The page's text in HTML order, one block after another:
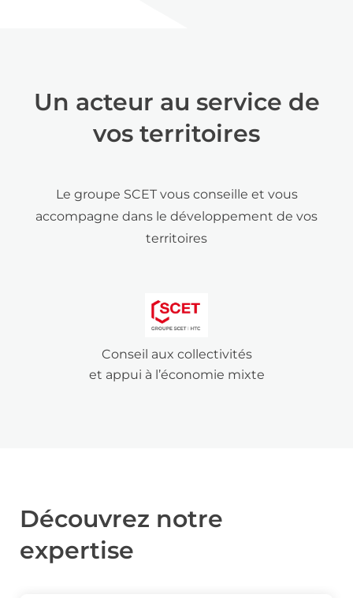
Un acteur au service de
vos territoires
Le groupe SCET vous conseille et vous
accompagne dans le développement de vos
territoires
Conseil aux collectivités
et appui à l’économie mixte
Découvrez notre
expertise